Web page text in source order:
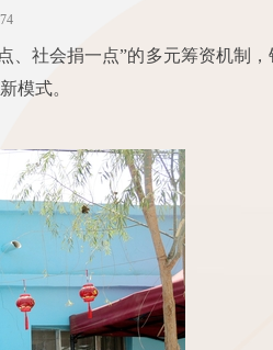
社会捐一点”的多元筹资机制
模式。